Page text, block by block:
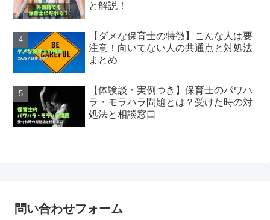
と解説！
【ダメな保育士の特徴】こんな人は要
注意！向いてない人の共通点と対処法
まとめ
【体験談・実例つき】保育士のパワハ
ラ・モラハラ問題とは？受けた時の対
処法と相談窓口
問い合わせフォーム